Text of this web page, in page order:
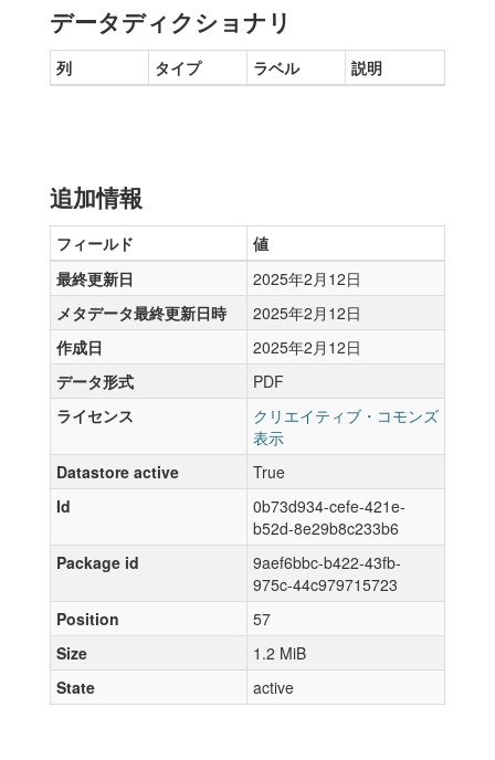
データディクショナリ
列 タイプ ラベル 説明
追加情報
フィールド
値
最終更新日
2025年2月12日
メタデータ最終更新日時
2025年2月12日
作成日
2025年2月12日
データ形式
PDF
ライセンス
クリエイティブ・コモンズ
表示
Datastore active
True
Id
0b73d934-cefe-421e-
b52d-8e29b8c233b6
Package id
9aef6bbc-b422-43fb-
975c-44c979715723
Position
57
Size
1.2 MiB
State
active